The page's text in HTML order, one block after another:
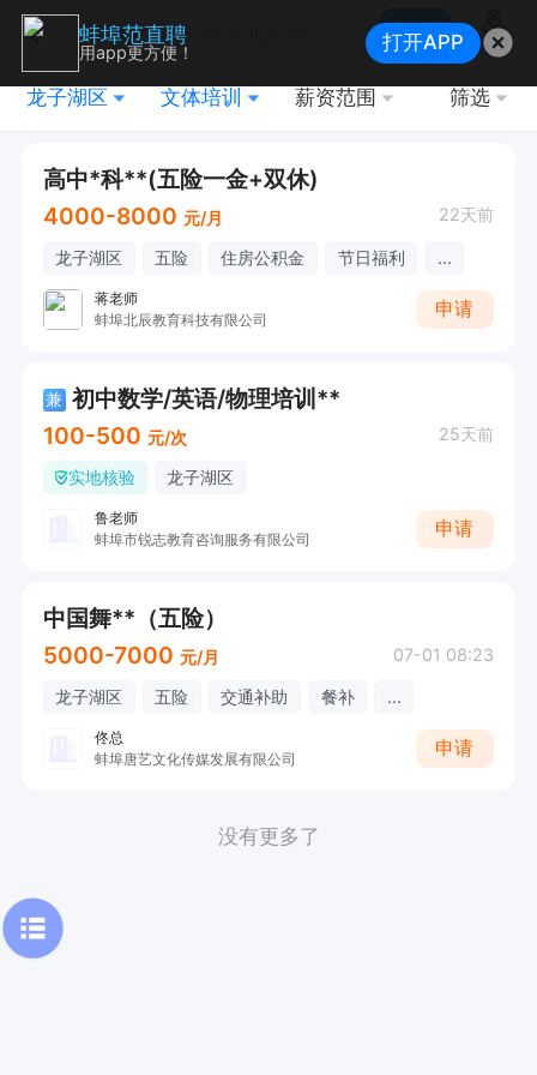
搜索
地图
龙子湖区 文体培训 薪资范围 筛选
高中*科**(五险一金+双休)
4000-8000 元/月 22天前
龙子湖区 五险 住房公积金 节日福利 ...
蒋老师
蚌埠北辰教育科技有限公司
申请
兼 初中数学/英语/物理培训**
100-500 元/次 25天前
实地核验 龙子湖区
鲁老师
蚌埠市锐志教育咨询服务有限公司
申请
中国舞**（五险）
5000-7000 元/月 07-01 08:23
龙子湖区 五险 交通补助 餐补 ...
佟总
蚌埠唐艺文化传媒发展有限公司
申请
没有更多了
蚌埠范直聘
用app更方便！ 打开APP